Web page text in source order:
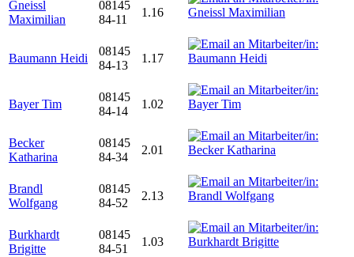
Gneissl
Maximilian
08145
84-11
1.16
Baumann Heidi
08145
84-13
1.17
Bayer Tim
08145
84-14
1.02
Becker
Katharina
08145
84-34
2.01
Brandl
Wolfgang
08145
84-52
2.13
Burkhardt
Brigitte
08145
84-51
1.03